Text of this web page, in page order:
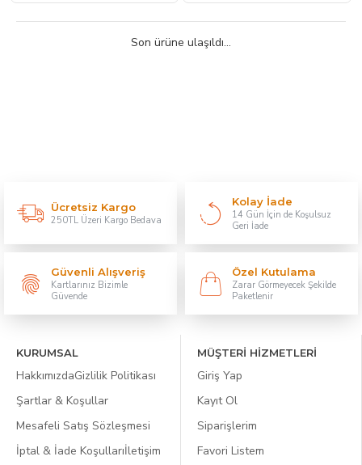
Son ürüne ulaşıldı...
Ücretsiz Kargo
250TL Üzeri Kargo Bedava
Kolay İade
14 Gün İçin de Koşulsuz
Geri İade
Güvenli Alışveriş
Kartlarınız Bizimle
Güvende
Özel Kutulama
Zarar Görmeyecek Şekilde
Paketlenir
KURUMSAL
HakkımızdaGizlilik Politikası
Şartlar & Koşullar
Mesafeli Satış Sözleşmesi
İptal & İade Koşullarıİletişim
MÜŞTERİ HİZMETLERİ
Giriş Yap
Kayıt Ol
Siparişlerim
Favori Listem